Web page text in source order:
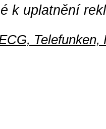
k uplatnění
Telefunken,